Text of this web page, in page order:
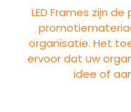
LED Frames zijn
organisatie. Het
ervoor dat uw
idee of